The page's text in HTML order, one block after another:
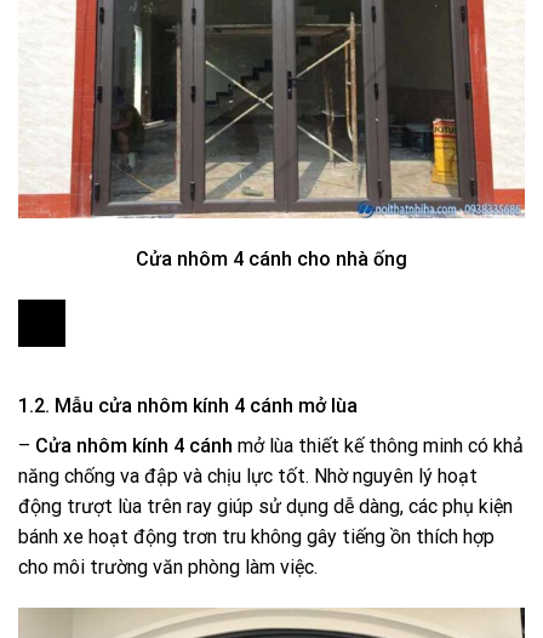
Cửa nhôm 4 cánh cho nhà ống
1.2. Mẫu cửa nhôm kính 4 cánh mở lùa
– Cửa nhôm kính 4 cánh mở lùa thiết kế thông minh có khả
năng chống va đập và chịu lực tốt. Nhờ nguyên lý hoạt
động trượt lùa trên ray giúp sử dụng dễ dàng, các phụ kiện
bánh xe hoạt động trơn tru không gây tiếng ồn thích hợp
cho môi trường văn phòng làm việc.